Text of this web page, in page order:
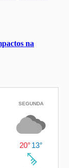
na